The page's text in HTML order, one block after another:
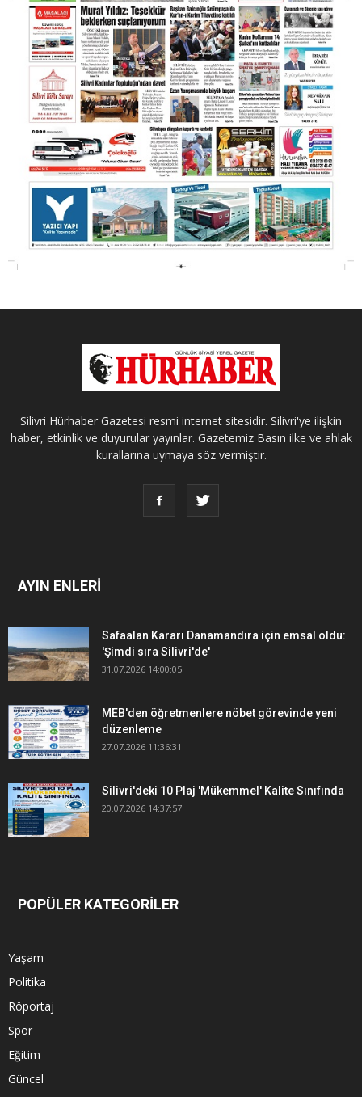
Silivri Hürhaber Gazetesi resmi internet sitesidir. Silivri'ye ilişkin
haber, etkinlik ve duyurular yayınlar. Gazetemiz Basın ilke ve ahlak
kurallarına uymaya söz vermiştir.
AYIN ENLERİ
Safaalan Kararı Danamandıra için emsal oldu:
'Şimdi sıra Silivri'de'
31.07.2026 14:00:05
MEB'den öğretmenlere nöbet görevinde yeni
düzenleme
27.07.2026 11:36:31
Silivri'deki 10 Plaj 'Mükemmel' Kalite Sınıfında
20.07.2026 14:37:57
POPÜLER KATEGORİLER
Yaşam
Politika
Röportaj
Spor
Eğitim
Güncel